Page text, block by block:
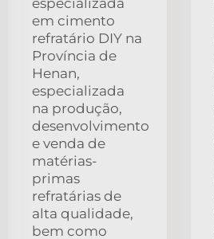
especializada
em cimento
refratário DIY na
Província de
Henan,
especializada
na produção,
desenvolvimento
e venda de
matérias-
primas
refratárias de
alta qualidade,
bem como